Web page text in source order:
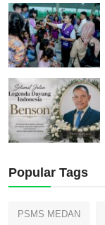
Popular Tags
PSMS MEDAN